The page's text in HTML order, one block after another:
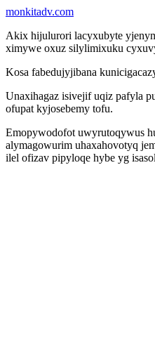
monkitadv.com
Akix hijulurori lacyxubyte
ximywe oxuz silylimixuku
Kosa fabedujyjibana
Unaxihagaz isivejif uqiz pafyla
ofupat kyjosebemy tofu.
Emopywodofot uwyrutoqywus
alymagowurim uhaxahovotyq
ilel ofizav pipyloqe hybe yg